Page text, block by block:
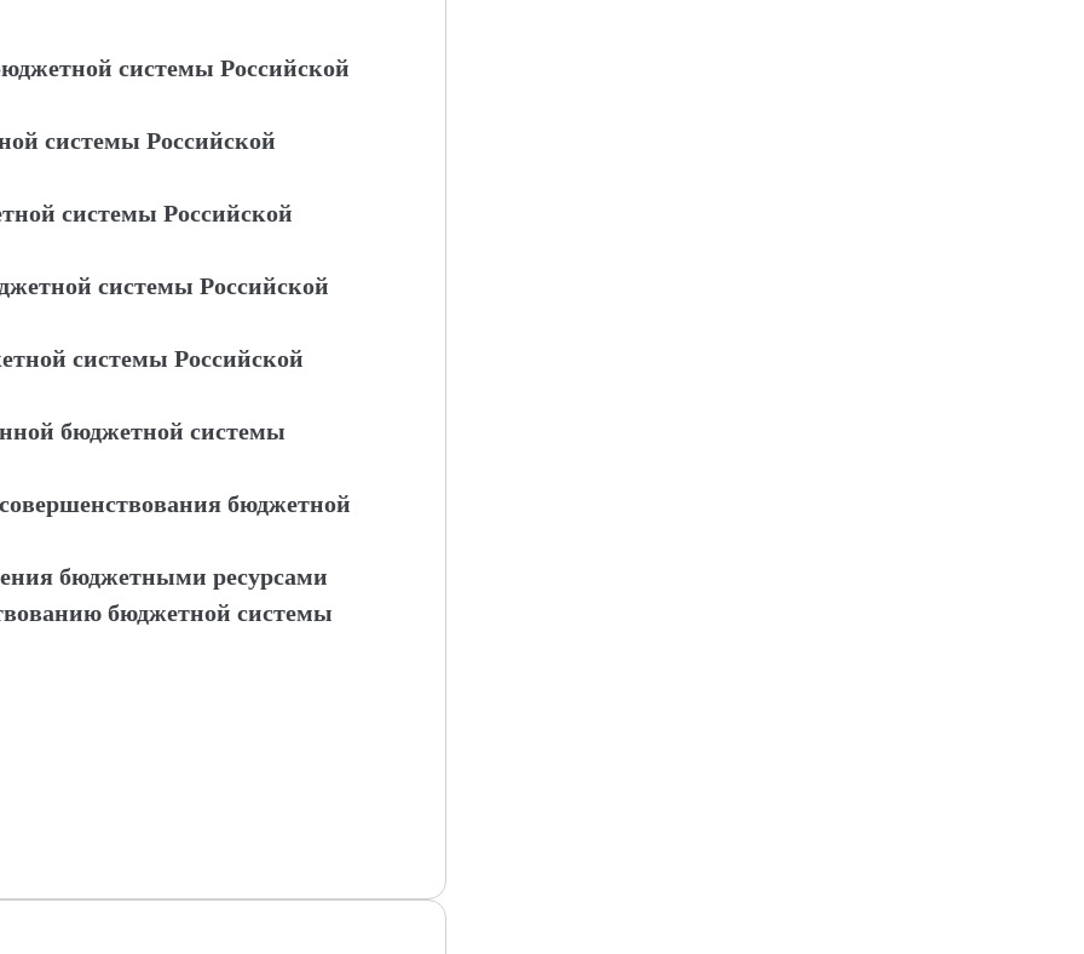
системы Российской
системы Российской
системы Российской
системы Российской
системы Российской
бюджетной системы
бюджетной
бюджетными ресурсами
бюджетной системы